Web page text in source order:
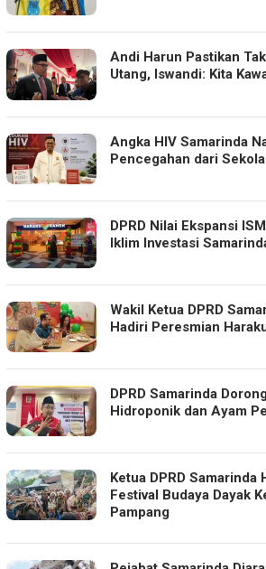
Andi Harun Pastikan
Utang, Iswandi: Kita
Angka HIV Samarinda
Pencegahan dari
DPRD Nilai Ekspansi
Iklim Investasi
Wakil Ketua DPRD
Hadiri Peresmian
DPRD Samarinda
Hidroponik dan Ayam
Ketua DPRD Samarinda
Festival Budaya Dayak
Pampang